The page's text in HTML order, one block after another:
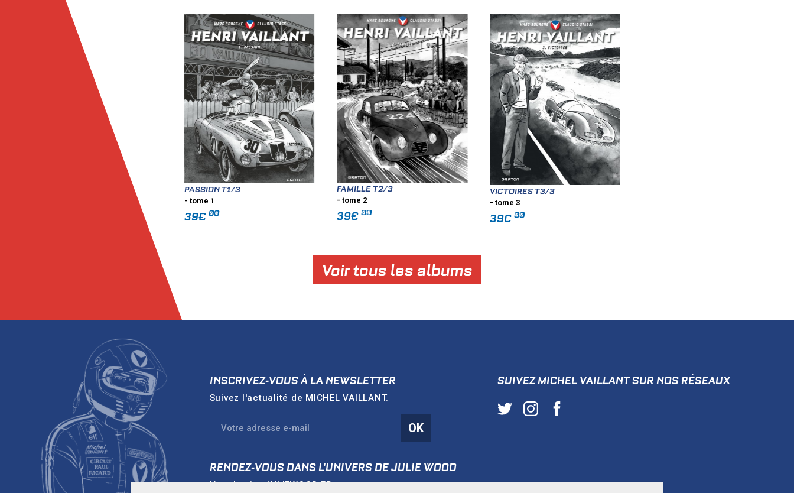
PASSION T1/3
- tome 1
39€ 00
FAMILLE T2/3
- tome 2
39€00
VICTOIRES T3/3
- tome 3
39€ 00
Voir tous les albums
INSCRIVEZ-VOUS À LA NEWSLETTER
Suivez l'actualité de MICHEL VAILLANT.
OK
RENDEZ-VOUS DANS L'UNIVERS DEJULIE WOOD
Vers le siteJULIEWOOD.FR
SUIVEZ MICHEL VAILLANT SUR NOS RÉSEAUX